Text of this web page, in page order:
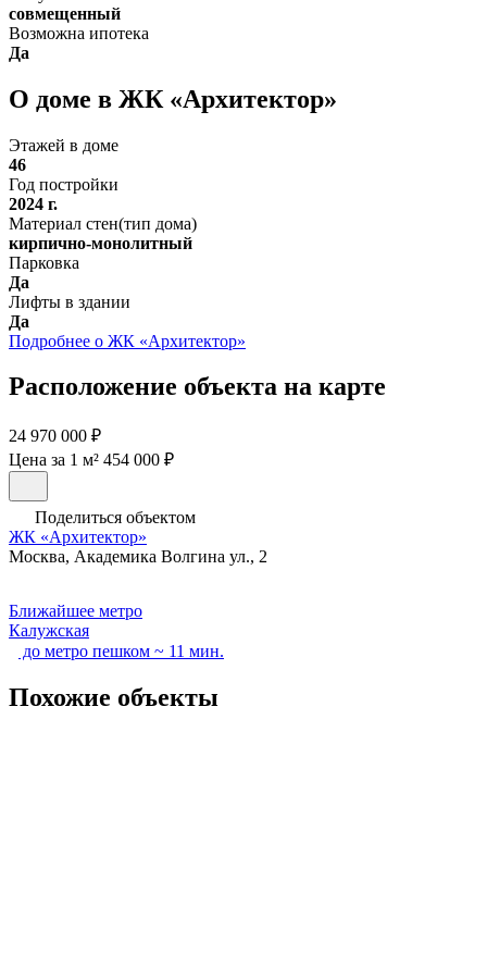
совмещенный
Возможна ипотека
Да
О доме в ЖК «Архитектор»
Этажей в доме
46
Год постройки
2024 г.
Материал стен(тип дома)
кирпично-монолитный
Парковка
Да
Лифты в здании
Да
Подробнее о ЖК «Архитектор»
Расположение объекта на карте
24 970 000 ₽
Цена за 1 м² 454 000 ₽
Поделиться объектом
ЖК «Архитектор»
Москва, Академика Волгина ул., 2
Ближайшее метро
Калужская
до метро пешком ~ 11 мин.
Похожие объекты